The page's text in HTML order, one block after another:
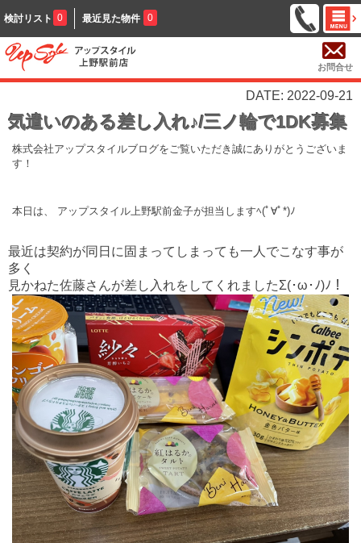
検討リスト 0 最近見た物件 0
お問合せ
DATE: 2022-09-21
気遣いのある差し入れ♪/三ノ輪で1DK募集
株式会社アップスタイルブログをご覧いただき誠にありがとうございま
す！
本日は、 アップスタイル上野駅前金子が担当しますﾍ(ﾟ∀ﾟ*)ﾉ
最近は契約が同日に固まってしまっても一人でこなす事が
多く
見かねた佐藤さんが差し入れをしてくれましたΣ(･ω･ﾉ)ﾉ！